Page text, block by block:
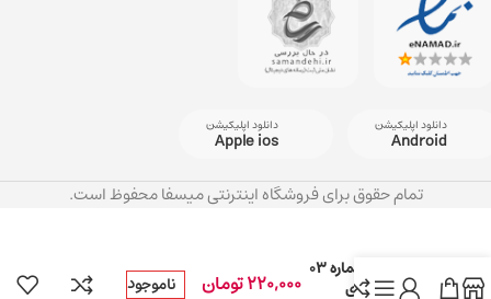
دانلود اپلیکیشن
Android
دانلود اپلیکیشن
Apple ios
تمام حقوق برای فروشگاه اینترنتی میسفا محفوظ است.
ویتکس شماره ۰۳
رنگ قهوه ای 220,000تومان ناموجود